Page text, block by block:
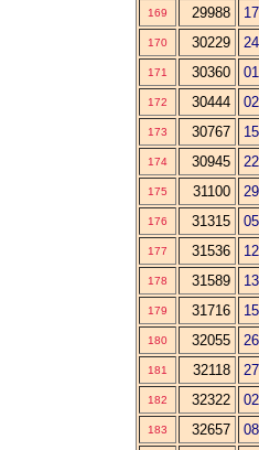
169 29988
170 30229
171 30360
172 30444
173 30767
174 30945
175 31100
176 31315
177 31536
178 31589
179 31716
180 32055
181 32118
182 32322
183 32657